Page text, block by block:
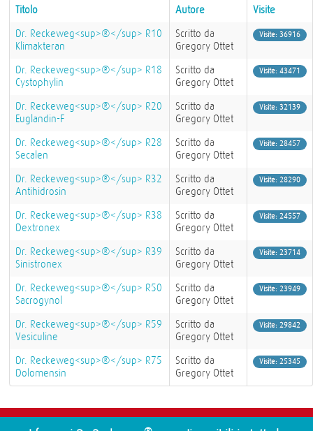
Titolo Autore
Visite
Dr. Reckeweg<sup>®</sup> R10
Klimakteran
Scritto da
Gregory Ottet
Visite: 36916
Dr. Reckeweg<sup>®</sup> R18
Cystophylin
Scritto da
Gregory Ottet
Visite: 43471
Dr. Reckeweg<sup>®</sup> R20
Euglandin-F
Scritto da
Gregory Ottet
Visite: 32139
Dr. Reckeweg<sup>®</sup> R28
Secalen
Scritto da
Gregory Ottet
Visite: 28457
Dr. Reckeweg<sup>®</sup> R32
Antihidrosin
Scritto da
Gregory Ottet
Visite: 28290
Dr. Reckeweg<sup>®</sup> R38
Dextronex
Scritto da
Gregory Ottet
Visite: 24557
Dr. Reckeweg<sup>®</sup> R39
Sinistronex
Scritto da
Gregory Ottet
Visite: 23714
Dr. Reckeweg<sup>®</sup> R50
Sacrogynol
Scritto da
Gregory Ottet
Visite: 23949
Dr. Reckeweg<sup>®</sup> R59
Vesiculine
Scritto da
Gregory Ottet
Visite: 29842
Dr. Reckeweg<sup>®</sup> R75
Dolomensin
Scritto da
Gregory Ottet
Visite: 25345